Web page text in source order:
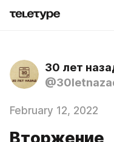
30 лет
February 12, 2022